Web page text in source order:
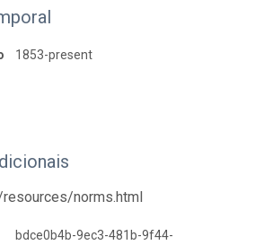
1853-present
norms.html
bdce0b4b-9ec3-481b-9f44-